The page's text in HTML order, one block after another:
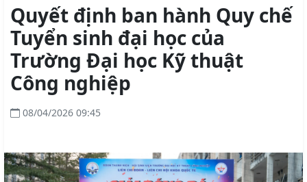
Quyết định ban hành Quy chế
Tuyển sinh đại học của
Trường Đại học Kỹ thuật
Công nghiệp
08/04/2026 09:45